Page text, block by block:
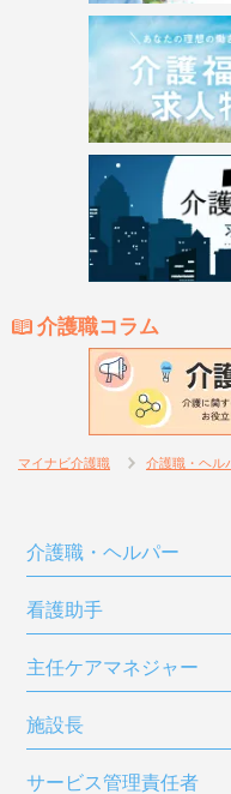
介護職コラム
マイナビ介護職 介護職・ヘル
介護職・ヘルパー
看護助手
主任ケアマネジャー
施設長
サービス管理責任者